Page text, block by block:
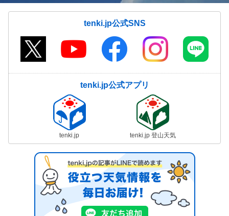
tenki.jp公式SNS
tenki.jp公式アプリ
tenki.jp tenki.jp 登山天気